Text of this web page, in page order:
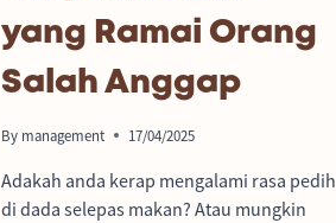
yang Ramai Orang
Salah Anggap
By management 17/04/2025
Adakah anda kerap mengalami rasa pedih
di dada selepas makan? Atau mungkin